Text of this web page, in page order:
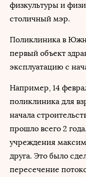
физкультуры и
столичный мэр.
Поликлиника в
первый объект
эксплуатацию с
Например, 14
поликлиника для
начала
прошло всего 2
учреждения
друга. Это было
пересечение